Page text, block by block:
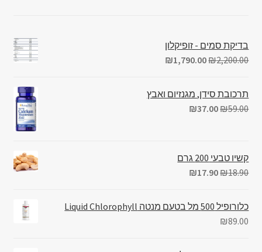
בדיקת סמים - זופיקלון
₪2,200.00
₪1,790.00
תרכובת סידן, מגנזיום ואבץ
₪59.00
₪37.00
קשיו טבעי 200 גרם
₪18.90
₪17.90
כלורופיל 500 מל בטעם מנטה Liquid Chlorophyll
₪89.00